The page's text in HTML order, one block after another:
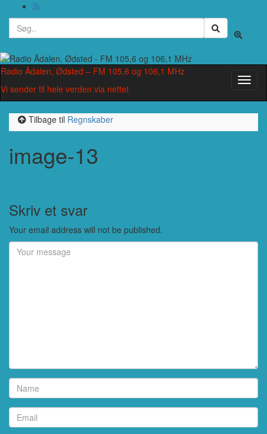
Toggle
Search
for:
Radio Ådalen, Ødsted – FM 105,6 og 106,1 MHz
Vi sender til hele verden via nettet
Tilbage til Regnskaber
image-13
Skriv et svar
Your email address will not be published.